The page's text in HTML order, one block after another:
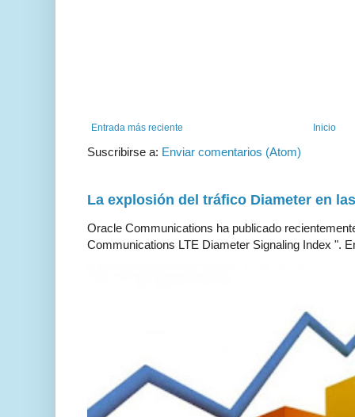
Entrada más reciente Inicio
Suscribirse a: Enviar comentarios (Atom)
La explosión del tráfico Diameter en
Oracle Communications ha publicado
Communications LTE Diameter Signaling Index ".